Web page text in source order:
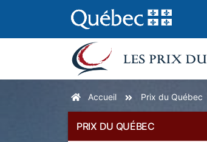
Accueil Prix du Québec
PRIX DU QUÉBEC